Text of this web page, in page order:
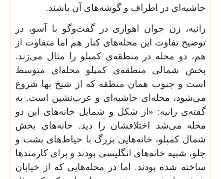
حاشیه‌ای در اطراف و گوشه‌های آن باشند.
رانیه، زن جوان اهوازی در گفت‌وگو با آسو، در
توضیح تفاوت این محله‌های کنار هم اما متفاوت از
هم، دو محله در منطقه‌ی کمپلو را مثال می‌زند.
بخش شمالی منطقه‌ی کمپلو محله‌ای متوسط
است و جنوب همان منطقه که از شیخ ‌بها شروع
می‌شود، محله‌ای حاشیه‌ای و عرب‌نشین است. به
گفته‌ی رانیه: «از شکل و شمایل خانه‌های این دو
محله می‌شد اختلافشان را دید. خانه‌های بخش
شمال کمپلو، خانه‌هایی بزرگ با حیاط‌های پشت و
جلو، شبیه خانه‌های انگلیسی بودند و برای کارمندها
ساخته شده بودند. اما در محله‌هایی که از خیابان